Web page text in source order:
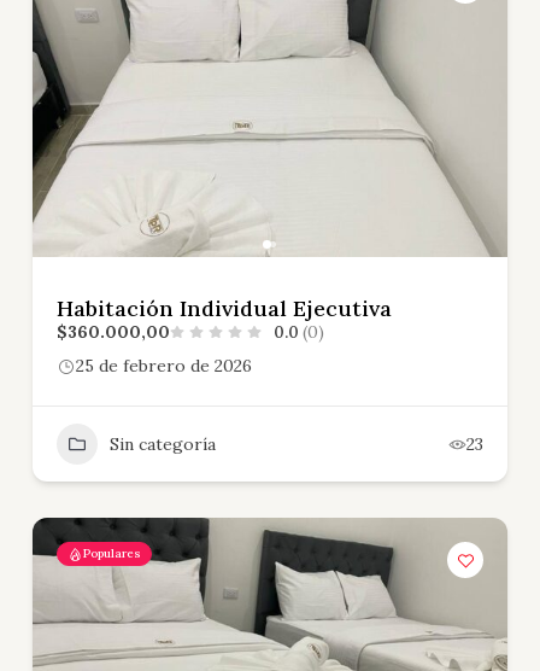
Habitación Individual Ejecutiva
$360.000,00 0.0 (0)
25 de febrero de 2026
Sin categoría 23
Populares